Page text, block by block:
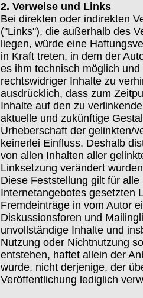
2. Verweise und Links
Bei direkten oder indirekten
("Links"), die außerhalb des
liegen, würde eine
in Kraft treten, in dem der
es ihm technisch möglich
rechtswidriger Inhalte zu
ausdrücklich, dass zum
Inhalte auf den zu
aktuelle und zukünftige
Urheberschaft der gelinkten/
keinerlei Einfluss. Deshalb
von allen Inhalten aller
Linksetzung verändert
Diese Feststellung gilt für
Internetangebotes gesetzten
Fremdeinträge in vom Autor
Diskussionsforen und
unvollständige Inhalte und
Nutzung oder Nichtnutzung
entstehen, haftet allein der
wurde, nicht derjenige, der
Veröffentlichung lediglich